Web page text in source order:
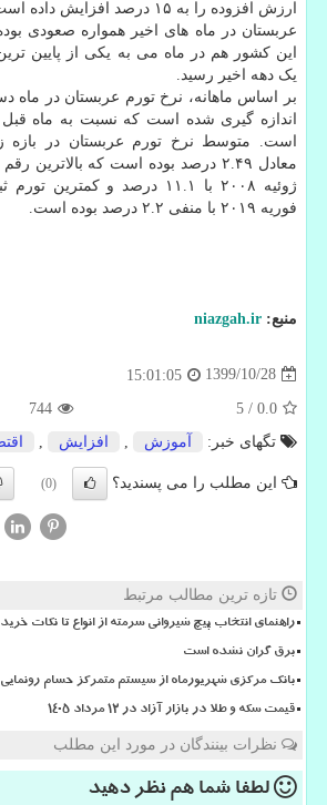
ارزش افزوده را به ۱۵ درصد افزایش داده است. کسری
عربستان در ماه های اخیر همواره صعودی
این کشور هم در ماه می به یکی از پایین
یک دهه اخیر رسید.
معادل ۲.۴۹ درصد بوده است که بالاترین
ژوئیه ۲۰۰۸ با ۱۱.۱ درصد و
فوریه ۲۰۱۹ با منفی ۲.۲ درصد بوده است.
منبع: niazgah.ir
1399/10/28
15:01:05
0.0
/
5
744
تگهای خبر:
آموزش افزایش
این مطلب را می پسندید؟ (0)
تازه ترین مطالب مرتبط
راهنمای انتخاب پیچ شیروانی سرمته از انواع تا نکات
برق گران نشده است
بانک مرکزی شهریورماه از سیستم متمرکز حسام
قیمت سکه و طلا در بازار آزاد در ۱۲ مرداد ۱۴۰۵
نظرات بینندگان در مورد این مطلب
لطفا شما همنظر دهید